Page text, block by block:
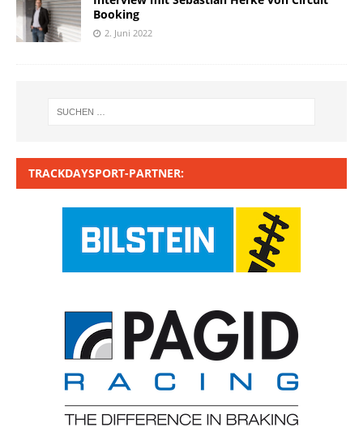
Booking
2. Juni 2022
TRACKDAYSPORT-PARTNER: